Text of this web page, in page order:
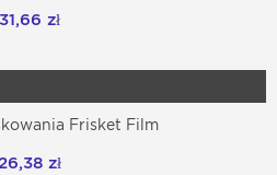
31,66 zł
Frisket Film
zł